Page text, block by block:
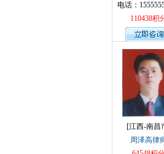
电话：
110438积
[江西-南昌
周泽高律